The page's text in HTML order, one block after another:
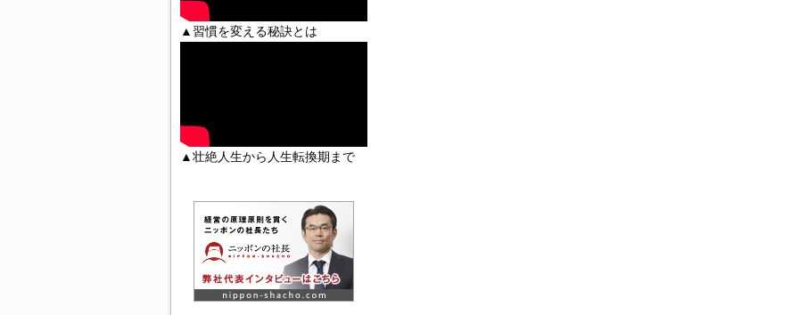
▲習慣を変える秘訣とは
▲壮絶人生から人生転換期まで